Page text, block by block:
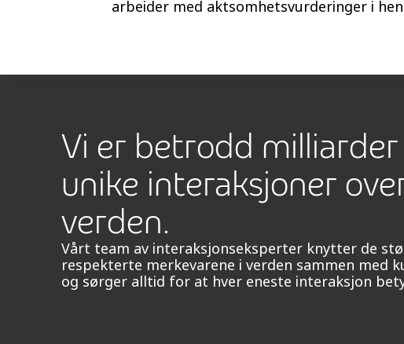
arbeider med aktsomhetsvurderinger i
Vi er betrodd milliarder
unike interaksjoner
verden.
Vårt team av interaksjonseksperter knytter de
respekterte merkevarene i verden sammen med
og sørger alltid for at hver eneste interaksjon